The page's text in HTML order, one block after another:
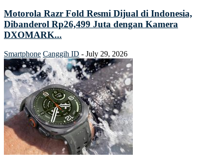
Motorola Razr Fold Resmi Dijual di Indonesia,
Dibanderol Rp26,499 Juta dengan Kamera
DXOMARK...
Smartphone Canggih ID - July 29, 2026